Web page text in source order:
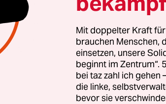
der Zugverkehr in andere Orte
berichteten.
überschattet das chinesische
gefeiert wird. Selbst in
und andere Veranstaltungen
zu verhindern.
Mit doppelter Kraft
brauchen Menschen,
einsetzen, unsere
beginnt im Zentrum“.
bei taz zahl ich gehen
die linke,
bevor sie